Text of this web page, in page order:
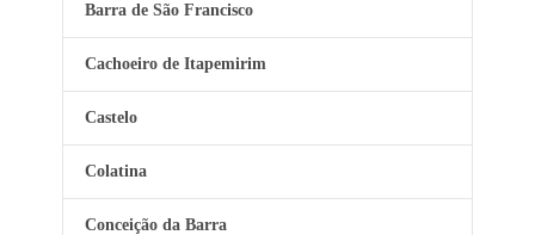
Barra de São Francisco
Cachoeiro de Itapemirim
Castelo
Colatina
Conceição da Barra